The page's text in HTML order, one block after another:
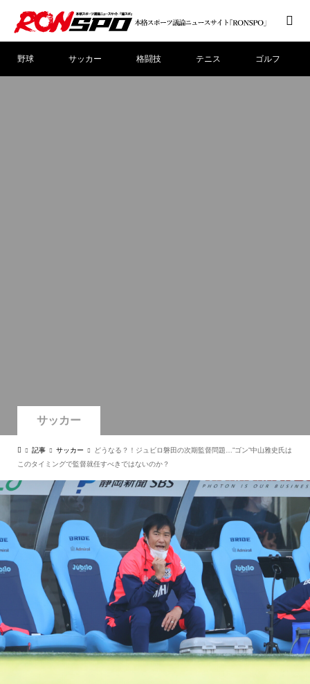
野球 サッカー 格闘技 テニス ゴルフ
サッカー
記事 サッカー
どうなる？！ジュビロ磐田の次期監督問題…”ゴン”中山雅史氏は
このタイミングで監督就任すべきではないのか？